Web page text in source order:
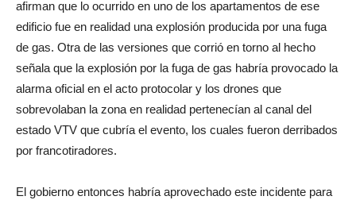
afirman que lo ocurrido en uno de los apartamentos de ese
edificio fue en realidad una explosión producida por una fuga
de gas. Otra de las versiones que corrió en torno al hecho
señala que la explosión por la fuga de gas habría provocado la
alarma oficial en el acto protocolar y los drones que
sobrevolaban la zona en realidad pertenecían al canal del
estado VTV que cubría el evento, los cuales fueron derribados
por francotiradores.
El gobierno entonces habría aprovechado este incidente para